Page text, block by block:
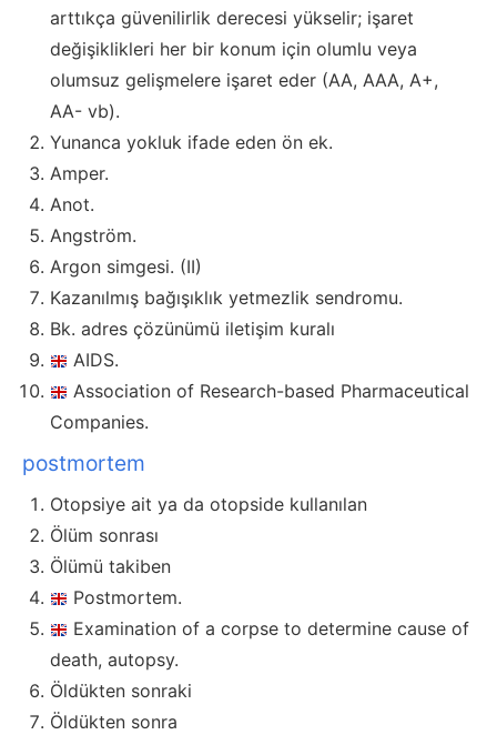
arttıkça güvenilirlik derecesi yükselir; işaret
değişiklikleri her bir konum için olumlu veya
olumsuz gelişmelere işaret eder (AA, AAA, A+,
AA- vb).
Yunanca yokluk ifade eden ön ek.
Amper.
Anot.
Angström.
Argon simgesi. (II)
Kazanılmış bağışıklık yetmezlik sendromu.
Bk. adres çözünümü iletişim kuralı
AIDS.
Association of Research-based Pharmaceutical
Companies.
postmortem
Otopsiye ait ya da otopside kullanılan
Ölüm sonrası
Ölümü takiben
Postmortem.
Examination of a corpse to determine cause of
death, autopsy.
Öldükten sonraki
Öldükten sonra